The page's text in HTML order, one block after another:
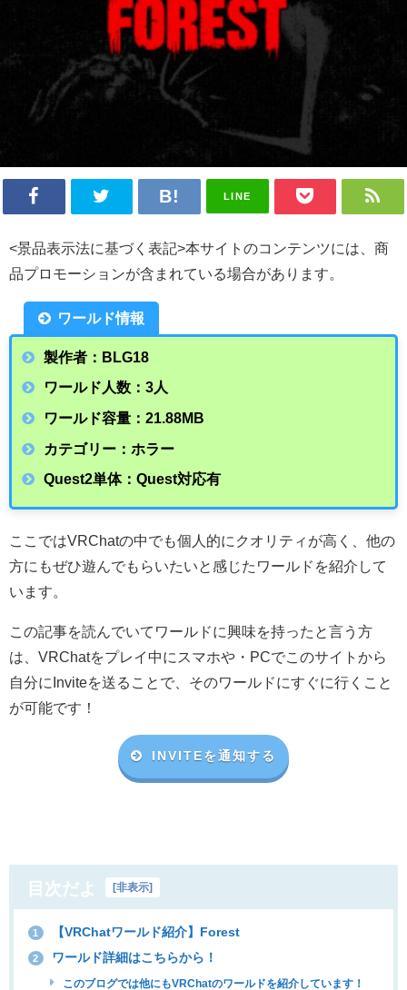
LINE
<景品表示法に基づく表記>本サイトのコンテンツには、商
品プロモーションが含まれている場合があります。
ワールド情報
製作者：BLG18
ワールド人数：3人
ワールド容量：21.88MB
カテゴリー：ホラー
Quest2単体：Quest対応有
ここではVRChatの中でも個人的にクオリティが高く、他の
方にもぜひ遊んでもらいたいと感じたワールドを紹介して
います。
この記事を読んでいてワールドに興味を持ったと言う方
は、VRChatをプレイ中にスマホや・ PCでこのサイトから
自分にInviteを送ることで、そのワールドにすぐに行くこと
が可能です！
INVITEを通知する
目次だよ [非表示]
1 【VRChatワールド紹介】Forest
2 ワールド詳細はこちらから！
このブログでは他にもVRChatのワールドを紹介しています！